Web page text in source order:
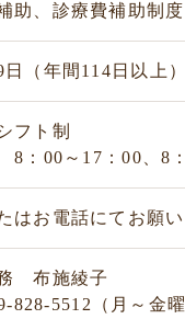
助、診療費補助制
（年間114日以上
フト制
：00～17：00、8
はお電話にてお願い
布施綾子
828-5512（月～金